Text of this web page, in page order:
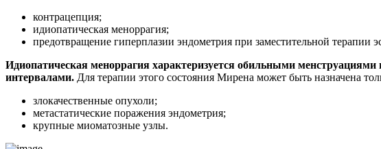
контрацепция;
идиопатическая меноррагия;
предотвращение гиперплазии эндометрия при заместительной терапии
Идиопатическая меноррагия характеризуется обильными
интервалами. Для терапии этого состояния Мирена может быть назначена
злокачественные опухоли;
метастатические поражения эндометрия;
крупные миоматозные узлы.